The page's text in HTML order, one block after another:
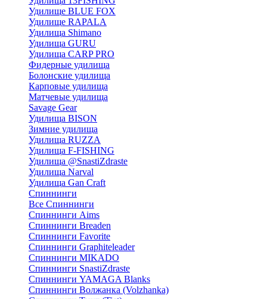
Удилище BLUE FOX
Удилище RAPALA
Удилища Shimano
Удилища GURU
Удилища CARP PRO
Фидерные удилища
Болонские удилища
Карповые удилища
Матчевые удилища
Savage Gear
Удилища BISON
Зимние удилища
Удилища RUZZA
Удилища F-FISHING
Удилища @SnastiZdraste
Удилища Narval
Удилища Gan Craft
Спиннинги
Все Спиннинги
Спиннинги Aims
Спиннинги Breaden
Спиннинги Favorite
Спиннинги Graphiteleader
Спиннинги MIKADO
Спиннинги SnastiZdraste
Спиннинги YAMAGA Blanks
Спиннинги Волжанка (Volzhanka)